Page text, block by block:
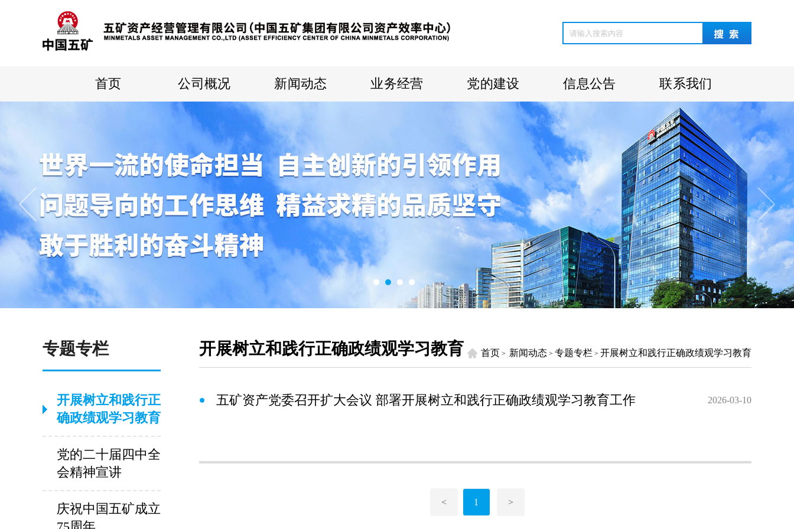
首页 公司概况 新闻动态 业务经营 党的建设 信息公告 联系我们
专题专栏
开展树立和践行正
确政绩观学习教育
党的二十届四中全
会精神宣讲
庆祝中国五矿成立
开展树立和践行正确政绩观学习教育 首页 > 新闻动态 > 专题专栏 > 开展树立和践行正确政绩观学习教育
五矿资产党委召开扩大会议 部署开展树立和践行正确政绩观学习教育工作 2026-03-10
< 1 >